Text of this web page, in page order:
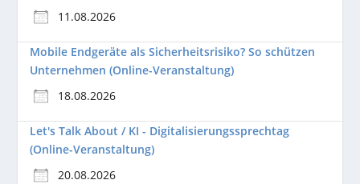
11.08.2026
Mobile Endgeräte als Sicherheitsrisiko? So schützen
Unternehmen (Online-Veranstaltung)
18.08.2026
Let's Talk About / KI - Digitalisierungssprechtag
(Online-Veranstaltung)
20.08.2026